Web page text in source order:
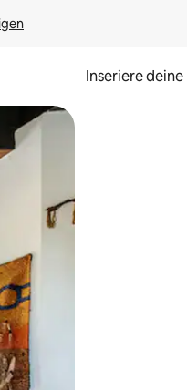
Inseriere
Berühren oder Wischgesten.